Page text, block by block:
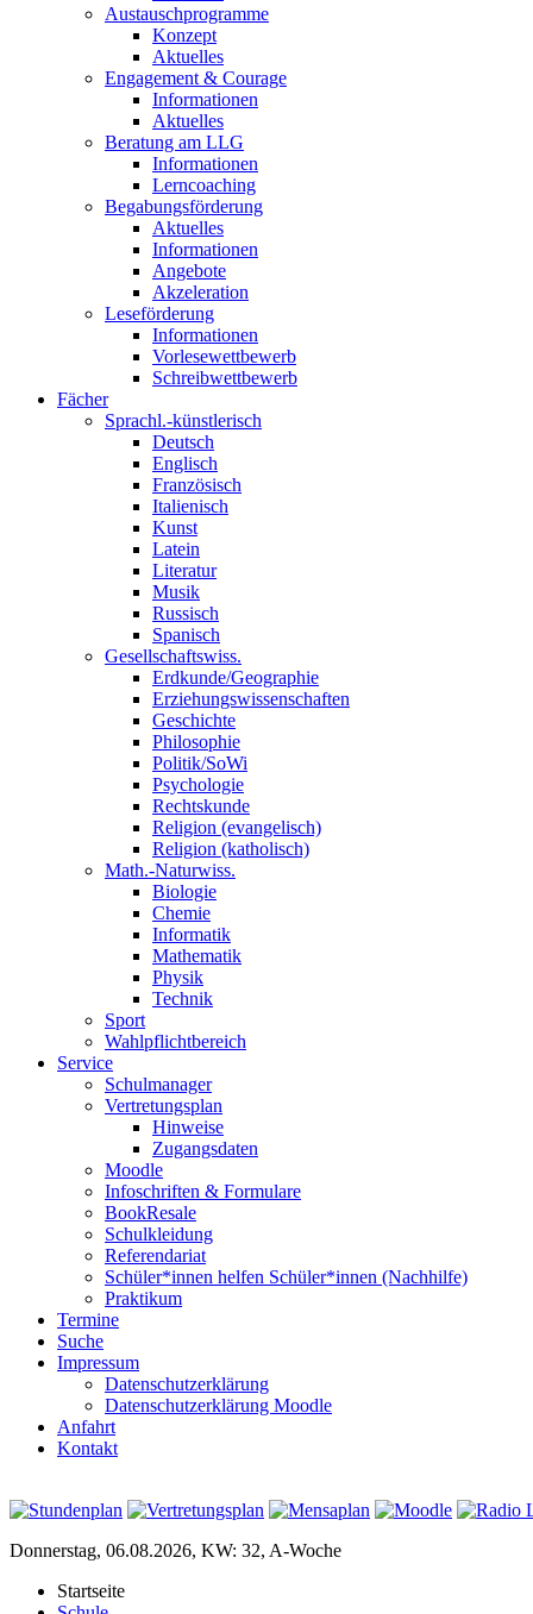
Austauschprogramme
Konzept
Aktuelles
Engagement & Courage
Informationen
Aktuelles
Beratung am LLG
Informationen
Lerncoaching
Begabungsförderung
Aktuelles
Informationen
Angebote
Akzeleration
Leseförderung
Informationen
Vorlesewettbewerb
Schreibwettbewerb
Fächer
Sprachl.-künstlerisch
Deutsch
Englisch
Französisch
Italienisch
Kunst
Latein
Literatur
Musik
Russisch
Spanisch
Gesellschaftswiss.
Erdkunde/Geographie
Erziehungswissenschaften
Geschichte
Philosophie
Politik/SoWi
Psychologie
Rechtskunde
Religion (evangelisch)
Religion (katholisch)
Math.-Naturwiss.
Biologie
Chemie
Informatik
Mathematik
Physik
Technik
Sport
Wahlpflichtbereich
Service
Schulmanager
Vertretungsplan
Hinweise
Zugangsdaten
Moodle
Infoschriften & Formulare
BookResale
Schulkleidung
Referendariat
Schüler*innen helfen Schüler*innen (Nachhilfe)
Praktikum
Termine
Suche
Impressum
Datenschutzerklärung
Datenschutzerklärung Moodle
Anfahrt
Kontakt
Donnerstag, 06.08.2026, KW: 32, A-Woche
Startseite